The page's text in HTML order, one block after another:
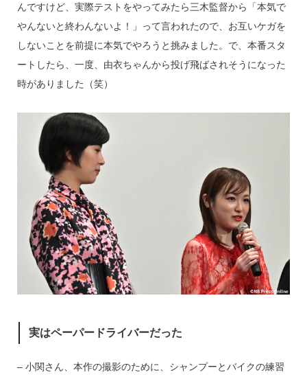
んですけど、実際テストをやってみたら三木監督から「本気で
やんないと終わんないよ！」って言われたので、お互いケガを
しないことを前提に本気でやろうと挑みました。で、本番スタ
ートしたら、一度、由衣ちゃんから投げ飛ばされそうになった
時がありました（笑）
実はペーパードライバーだった
– 小関さん、本作の撮影のために、シャンプーとバイクの練習